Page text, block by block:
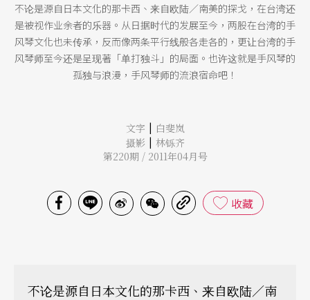
不论是源自日本文化的那卡西、来自欧陆／南美的探戈，在台湾还
是被视作业余者的乐器。从日据时代的发展至今，两股在台湾的手
风琴文化也未传承，反而像两条平行线般各走各的，更让台湾的手
风琴师至今还是呈现著「单打独斗」的局面。也许这就是手风琴的
孤独与浪漫，手风琴师的流浪宿命吧！
文字 | 白斐岚
摄影 | 林铄齐
第220期 / 2011年04月号
收藏
不论是源自日本文化的那卡西、来自欧陆／南